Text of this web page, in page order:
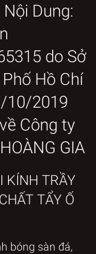
Dung:
do Sở
Hồ Chí
10/2019
Công ty
GIA
KÍNH TRẦY
TẨY Ố
bóng sàn đá,